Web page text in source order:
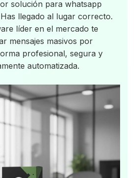
solución para whatsapp
llegado al lugar correcto.
líder en el mercado te
mensajes masivos por
profesional, segura y
automatizada.